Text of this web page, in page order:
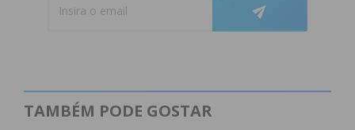
TAMBÉM PODE GOSTAR